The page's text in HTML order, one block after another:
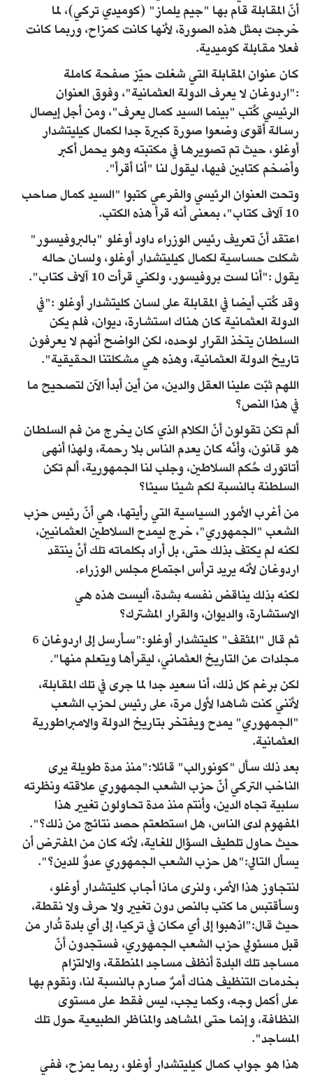
أنّ المقابلة قام بها "جيم يلماز" (كوميدي تركي)، لما
خرجت بمثل هذه الصورة، لأنها كانت كمزاح، وربما كانت
فعلا مقابلة كوميدية.
كان عنوان المقابلة التي شغلت حيّز صفحة كاملة
:"اردوغان لا يعرف الدولة العثمانية"، وفوق العنوان
الرئيسي كُتب "بينما السيد كمال يعرف"، ومن أجل إيصال
رسالة أقوى وضعوا صورة كبيرة جدا لكمال كيليتشدار
أوغلو، حيث تم تصويرها في مكتبته وهو يحمل أكبر
وأضخم كتابين فيها، ليقول لنا "أنا أقرأ".
وتحت العنوان الرئيسي والفرعي كتبوا "السيد كمال صاحب
10 آلاف كتاب"، بمعنى أنه قرأ هذه الكتب.
اعتقد أنّ تعريف رئيس الوزراء داود أوغلو "بالبروفيسور"
شكلت حساسية لكمال كيليتشدار أوغلو، ولسان حاله
يقول :"أنا لست بروفيسور، ولكني قرأت 10 آلاف كتاب".
وقد كُتب أيضا في المقابلة على لسان كليتشدار أوغلو :"في
الدولة العثمانية كان هناك استشارة، ديوان، فلم يكن
السلطان يتخذ القرار لوحده، لكن الواضح أنهم لا يعرفون
تاريخ الدولة العثمانية، وهذه هي مشكلتنا الحقيقية".
اللهم ثبّت علينا العقل والدين، من أين أبدأ الآن لتصحيح ما
في هذا النص؟
ألم تكن تقولون أنّ الكلام الذي كان يخرج من فم السلطان
هو قانون، وأنّه كان يعدم الناس بلا رحمة، ولهذا أنهى
أتاتورك حُكم السلاطين، وجلب لنا الجمهورية، ألم تكن
السلطنة بالنسبة لكم شيئا سيئا؟
من أغرب الأمور السياسية التي رأيتها، هي أنّ رئيس حزب
الشعب "الجمهوري"، خرج ليمدح السلاطين العثمانيين،
لكنه لم يكتف بذلك حتى، بل أراد بكلماته تلك أنْ ينتقد
اردوغان لأنه يريد ترأس اجتماع مجلس الوزراء.
لكنه بذلك يناقض نفسه بشدة، أليست هذه هي
الاستشارة، والديوان، والقرار المشترك؟
ثم قال "المثقف" كليتشدار أوغلو:"سأرسل إلى اردوغان 6
مجلدات عن التاريخ العثماني، ليقرأها ويتعلم منها".
لكن برغم كل ذلك، أنا سعيد جدا لما جرى في تلك المقابلة،
لأنني كنت شاهدا لأول مرة، على رئيس لحزب الشعب
"الجمهوري" يمدح ويفتخر بتاريخ الدولة والامبراطورية
العثمانية.
بعد ذلك سأل "كونورالب" قائلا:"منذ مدة طويلة يرى
الناخب التركي أنّ حزب الشعب الجمهوري علاقته ونظرته
سلبية تجاه الدين، وأنتم منذ مدة تحاولون تغيير هذا
المفهوم لدى الناس، هل استطعتم حصد نتائج من ذلك؟".
حيث حاول تلطيف السؤال للغاية، لأنه كان من المفترض أن
يسأل التالي:"هل حزب الشعب الجمهوري عدوٌ للدين؟".
لنتجاوز هذا الأمر، ولنرى ماذا أجاب كليتشدار أوغلو،
وسأقتبس ما كتب بالنص دون تغيير ولا حرف ولا نقطة،
حيث قال:"اذهبوا إلى أي مكان في تركيا، إلى أي بلدة تُدار من
قبل مسئولي حزب الشعب الجمهوري، فستجدون أنّ
مساجد تلك البلدة أنظف مساجد المنطقة، والالتزام
بخدمات التنظيف هناك أمرٌ صارم بالنسبة لنا، ونقوم بها
على أكمل وجه، وكما يجب، ليس فقط على مستوى
النظافة، وإنما حتى المشاهد والمناظر الطبيعية حول تلك
المساجد".
هذا هو جواب كمال كيليتشدار أوغلو، ربما يمزح، ففي